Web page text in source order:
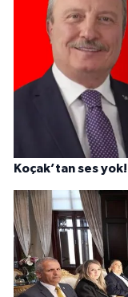
Koçak’tan ses yok!